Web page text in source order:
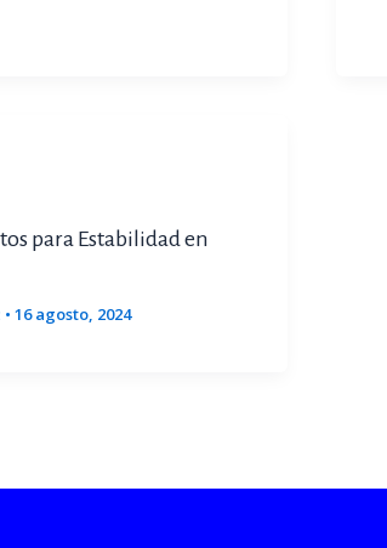
para Estabilidad en
• 16 agosto, 2024